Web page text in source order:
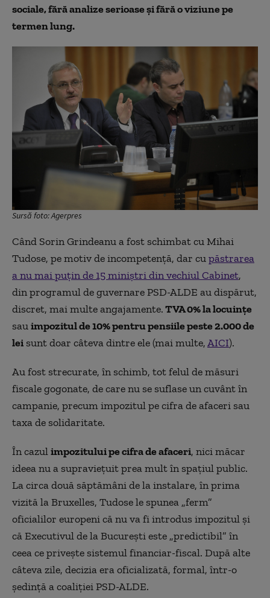
sociale, fără analize serioase și fără o viziune pe
termen lung.
Sursă foto: Agerpres
Când Sorin Grindeanu a fost schimbat cu Mihai
Tudose, pe motiv de incompetență, dar cupăstrarea
a nu mai puțin de 15 miniștri din vechiul Cabinet,
din programul de guvernare PSD-ALDE au dispărut,
discret, mai multe angajamente.TVA 0% la locuințe
sauimpozitul de 10% pentru pensiile peste 2.000 de
lei sunt doar câteva dintre ele (mai multe,AICI).
Au fost strecurate, în schimb, tot felul de măsuri
fiscale gogonate, de care nu se suflase un cuvânt în
campanie, precum impozitul pe cifra de afaceri sau
taxa de solidaritate.
În cazulimpozitului pe cifra de afaceri, nici măcar
ideea nu a supraviețuit prea mult în spațiul public.
La circa două săptămâni de la instalare, în prima
vizită la Bruxelles, Tudose le spunea „ferm”
oficialilor europeni că nu va fi introdus impozitul și
că Executivul de la București este „predictibil” în
ceea ce privește sistemul financiar-fiscal. După alte
câteva zile, decizia era oficializată, formal, într-o
ședință a coaliției PSD-ALDE.